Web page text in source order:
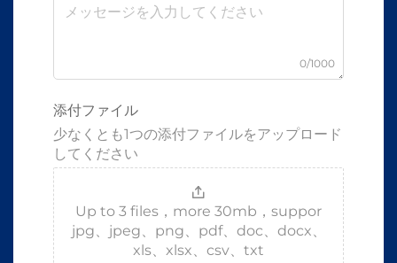
0/1000
添付ファイル
少なくとも1つの添付ファイルをアップロード
してください
Up to 3 files，more 30mb，suppor
jpg、jpeg、png、pdf、doc、docx、
xls、xlsx、csv、txt